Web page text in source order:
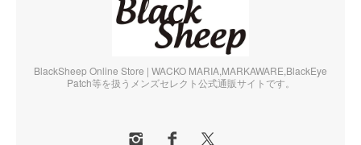
BlackSheep Online Store | WACKO MARIA,MARKAWARE,BlackEye
Patch等を扱うメンズセレクト公式通販サイトです。